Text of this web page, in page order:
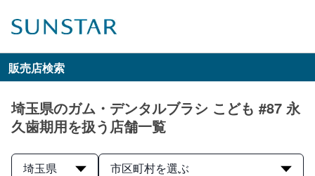
販売店検索
埼玉県のガム・デンタルブラシ こども #87 永
久歯期用を扱う店舗一覧
埼玉県 市区町村を選ぶ